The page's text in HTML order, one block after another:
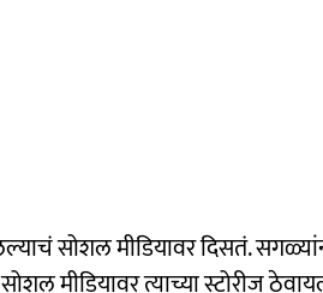
सोशल मीडियावर दिसतं.
मीडियावर त्याच्या स्टोरीज